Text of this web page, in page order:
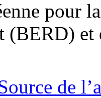
pour
(BERD) et
de